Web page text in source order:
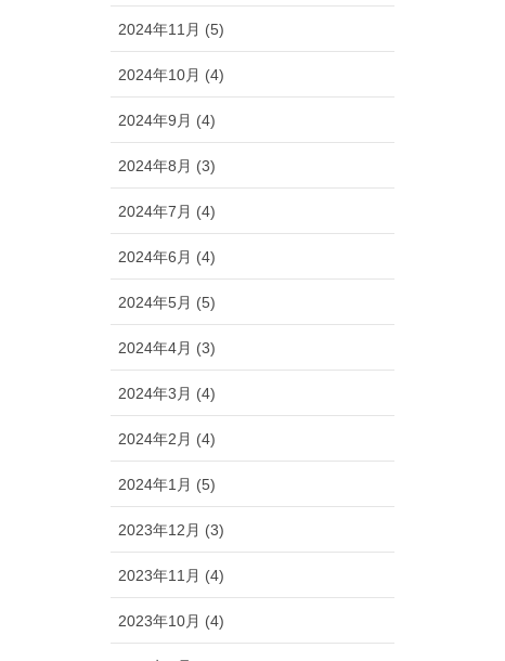
2024年11月 (5)
2024年10月 (4)
2024年9月 (4)
2024年8月 (3)
2024年7月 (4)
2024年6月 (4)
2024年5月 (5)
2024年4月 (3)
2024年3月 (4)
2024年2月 (4)
2024年1月 (5)
2023年12月 (3)
2023年11月 (4)
2023年10月 (4)